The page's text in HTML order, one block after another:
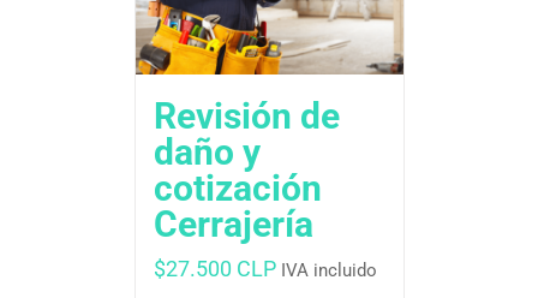
Revisión de
daño y
cotización
Cerrajería
$27.500 CLP IVA incluido